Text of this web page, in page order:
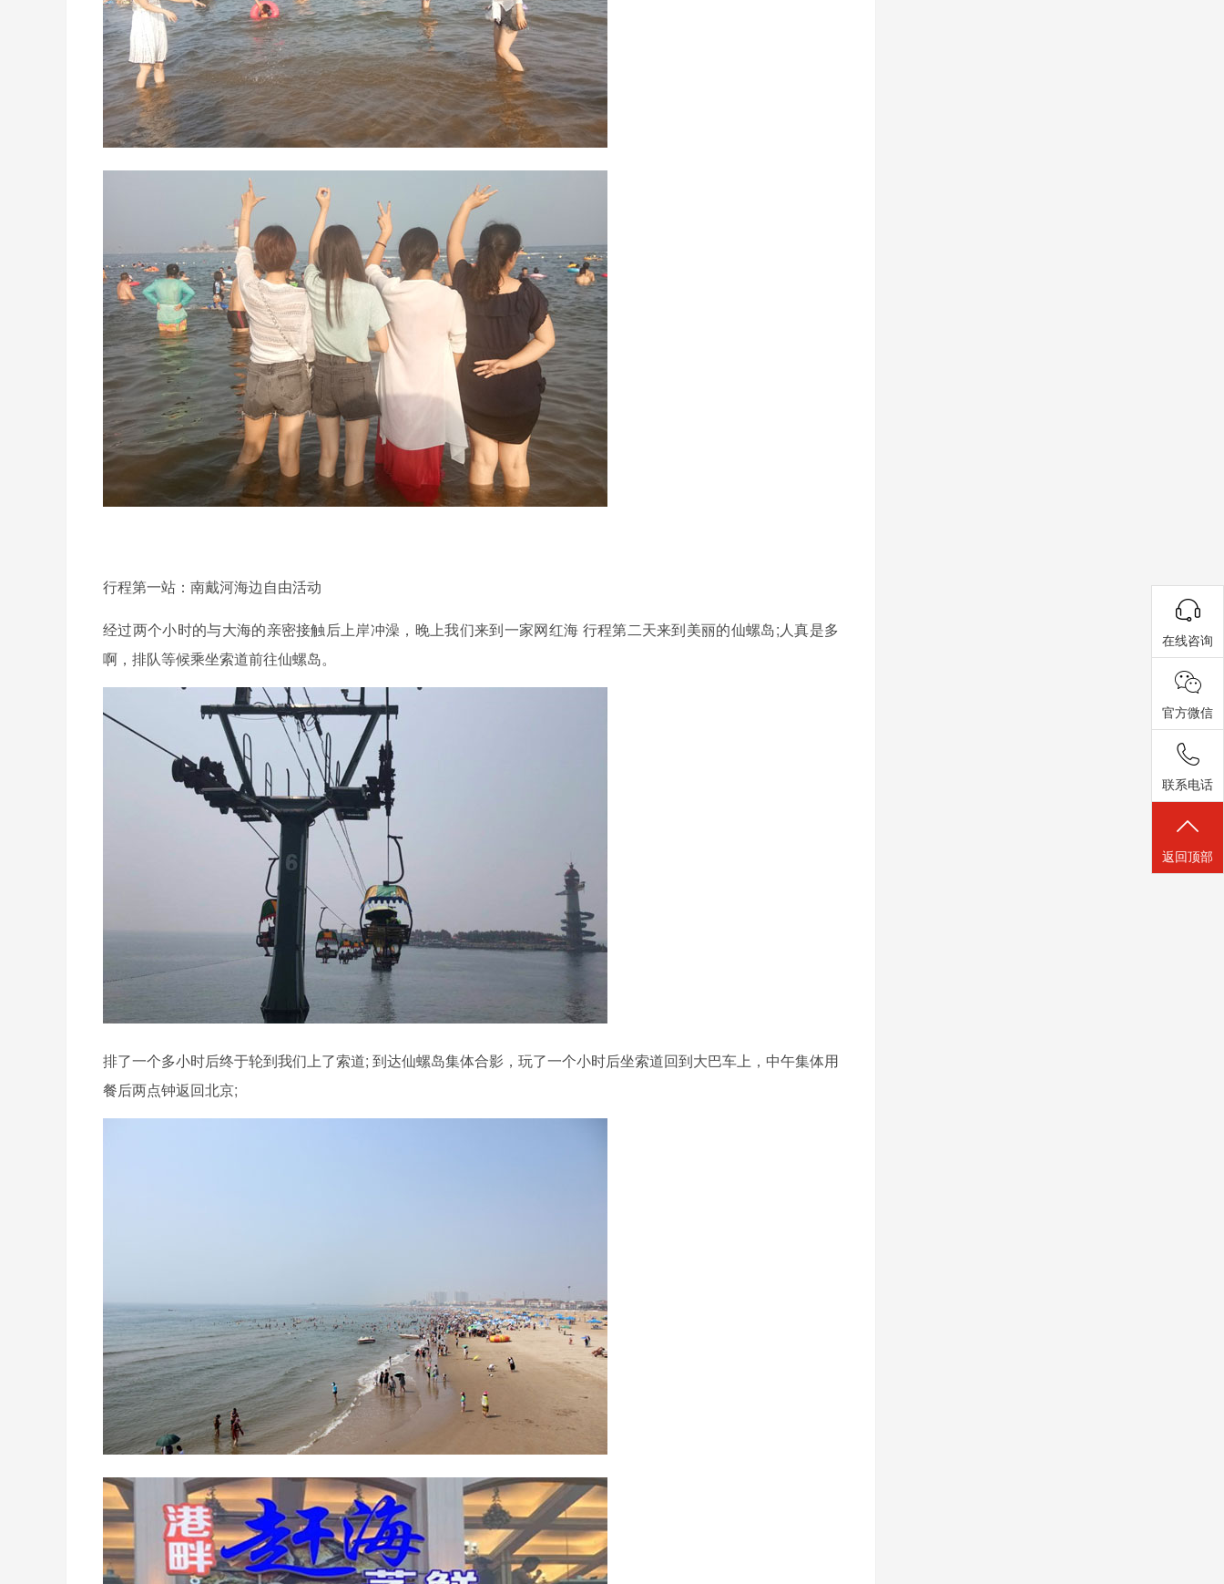
行程第一站：南戴河海边自由活动
经过两个小时的与大海的亲密接触后上岸冲澡，晚上我们来到一家网红海 行程第二天来到美丽的仙螺岛;人真是多
啊，排队等候乘坐索道前往仙螺岛。
排了一个多小时后终于轮到我们上了索道; 到达仙螺岛集体合影，玩了一个小时后坐索道回到大巴车上，中午集体用
餐后两点钟返回北京;
在线咨询
官方微信
联系电话
返回顶部